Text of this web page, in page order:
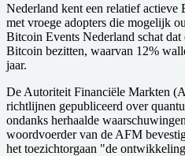
Nederland kent een relatief actieve
met vroege adopters die mogelijk
Bitcoin Events Nederland schat
Bitcoin bezitten, waarvan 12%
jaar.
De Autoriteit Financiële Markten
richtlijnen gepubliceerd over
ondanks herhaalde
woordvoerder van de AFM
het toezichtorgaan "de